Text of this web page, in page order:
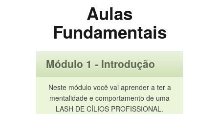
Aulas
Fundamentais
Módulo 1 - Introdução
Neste módulo você vai aprender a ter a
mentalidade e comportamento de uma
LASH DE CÍLIOS PROFISSIONAL.